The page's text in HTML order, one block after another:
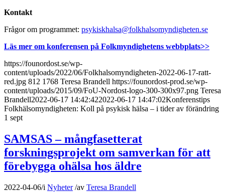
Kontakt
Frågor om programmet: psykiskhalsa@folkhalsomyndigheten.se
Läs mer om konferensen på Folkmyndighetens webbplats>>
https://founordost.se/wp-
content/uploads/2022/06/Folkhalsomyndigheten-2022-06-17-ratt-
red.jpg 812 1768 Teresa Brandell https://founordost-prod.se/wp-
content/uploads/2015/09/FoU-Nordost-logo-300-300x97.png Teresa
Brandell2022-06-17 14:42:422022-06-17 14:47:02Konferenstips
Folkhälsomyndigheten: Koll på psykisk hälsa – i tider av förändring
1 sept
SAMSAS – mångfasetterat
forskningsprojekt om samverkan för att
förebygga ohälsa hos äldre
2022-04-06/i Nyheter /av Teresa Brandell